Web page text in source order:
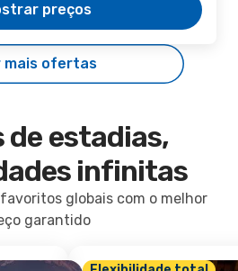
preços
mais ofertas
de estadias,
infinitas
globais com o melhor
garantido